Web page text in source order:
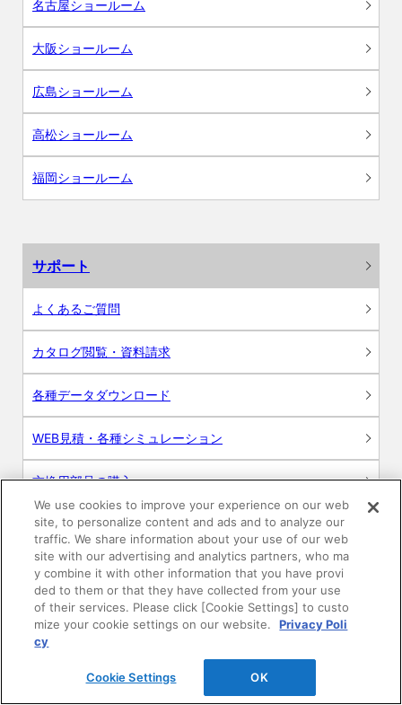
名古屋ショールーム
大阪ショールーム
広島ショールーム
高松ショールーム
福岡ショールーム
サポート
よくあるご質問
カタログ閲覧・資料請求
各種データダウンロード
WEB見積・各種シミュレーション
交換用部品の購入
修理・点検
お問い合わせ
ログイン
建築・設計関係者様向けサイト
We use cookies to improve your experience on our web
site, to personalize content and ads and to analyze our
traffic. We share information about your use of our web
site with our advertising and analytics partners, who ma
y combine it with other information that you have provi
ded to them or that they have collected from your use
of their services. Please click [Cookie Settings] to custo
mize your cookie settings on our website.
Privacy Poli
cy
Cookie Settings OK